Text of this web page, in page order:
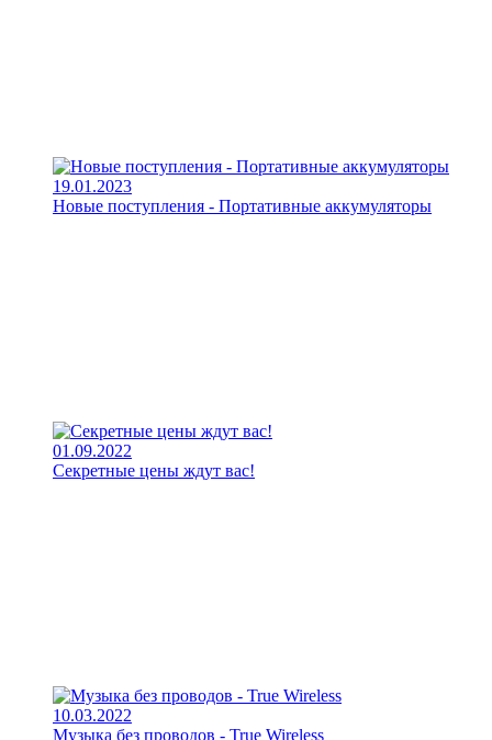
19.01.2023
Новые поступления - Портативные аккумуляторы
01.09.2022
Секретные цены ждут вас!
10.03.2022
Музыка без проводов - True Wireless